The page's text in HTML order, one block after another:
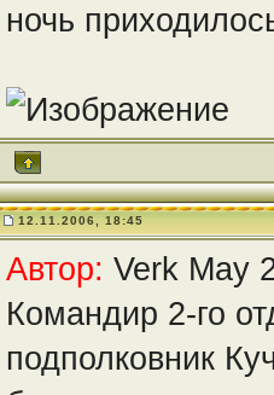
ночь
12.11.2006, 18:45
Автор: Verk May
Командир 2-го
подполковник